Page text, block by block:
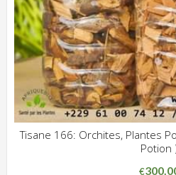
Tisane 166: Orchites, Plantes
Potion
€